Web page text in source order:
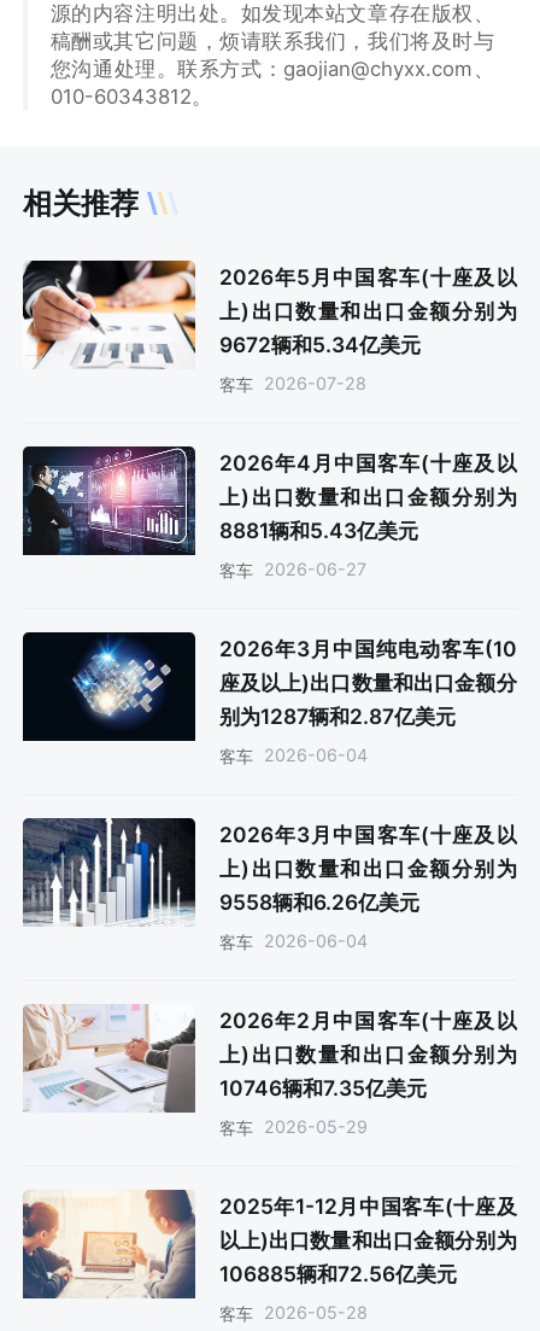
源的内容注明出处。如发现本站文章存在版权、
稿酬或其它问题，烦请联系我们，我们将及时与
您沟通处理。联系方式：gaojian@chyxx.com、
010-60343812。
相关推荐
2026年5月中国客车(十座及以
上)出口数量和出口金额分别为
9672辆和5.34亿美元
客车 2026-07-28
2026年4月中国客车(十座及以
上)出口数量和出口金额分别为
8881辆和5.43亿美元
客车 2026-06-27
2026年3月中国纯电动客车(10
座及以上)出口数量和出口金额分
别为1287辆和2.87亿美元
客车 2026-06-04
2026年3月中国客车(十座及以
上)出口数量和出口金额分别为
9558辆和6.26亿美元
客车 2026-06-04
2026年2月中国客车(十座及以
上)出口数量和出口金额分别为
10746辆和7.35亿美元
客车 2026-05-29
2025年1-12月中国客车(十座及
以上)出口数量和出口金额分别为
106885辆和72.56亿美元
客车 2026-05-28